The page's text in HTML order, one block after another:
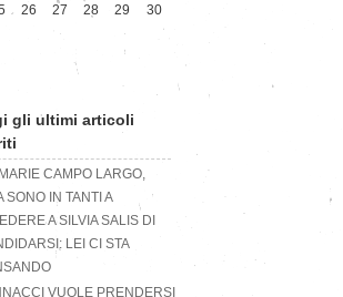
26 27 28 29 30
gli ultimi articoli
CAMPO LARGO,
SONO IN TANTI A
A SILVIA SALIS DI
LEI CI STA
VUOLE PRENDERSI